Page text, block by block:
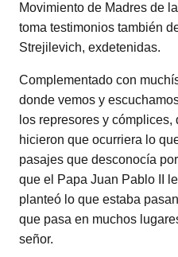
Movimiento de Madres de
toma testimonios también
Strejilevich, exdetenidas.
Complementado con
donde vemos y
los represores y
hicieron que ocurriera lo
pasajes que desconocía
que el Papa Juan Pablo II
planteó lo que estaba
que pasa en muchos
señor.